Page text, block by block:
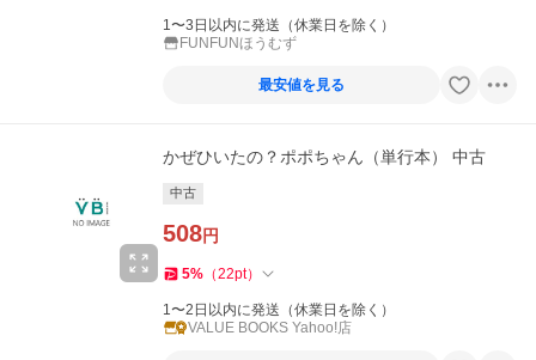
1〜3日以内に発送（休業日を除く）
FUNFUNほうむず
最安値を見る
かぜひいたの？ポポちゃん（単行本） 中古
中古
508円
5% （22pt）
1〜2日以内に発送（休業日を除く）
VALUE BOOKS Yahoo!店